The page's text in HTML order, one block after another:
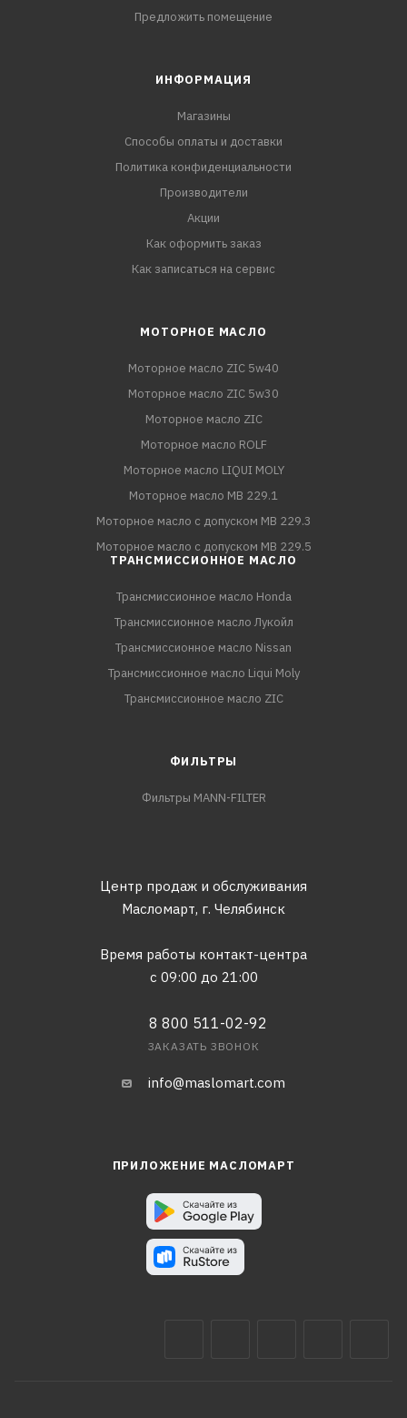
Предложить помещение
ИНФОРМАЦИЯ
Магазины
Способы оплаты и доставки
Политика конфиденциальности
Производители
Акции
Как оформить заказ
Как записаться на сервис
МОТОРНОЕ МАСЛО
Моторное масло ZIC 5w40
Моторное масло ZIC 5w30
Моторное масло ZIC
Моторное масло ROLF
Моторное масло LIQUI MOLY
Моторное масло MB 229.1
Моторное масло с допуском MB 229.3
Моторное масло с допуском MB 229.5
ТРАНСМИССИОННОЕ МАСЛО
Трансмиссионное масло Honda
Трансмиссионное масло Лукойл
Трансмиссионное масло Nissan
Трансмиссионное масло Liqui Moly
Трансмиссионное масло ZIC
ФИЛЬТРЫ
Фильтры MANN-FILTER
Центр продаж и обслуживания
Масломарт, г. Челябинск
Время работы контакт-центра
с 09:00 до 21:00
8 800 511-02-92
ЗАКАЗАТЬ ЗВОНОК
info@maslomart.com
ПРИЛОЖЕНИЕ МАСЛОМАРТ